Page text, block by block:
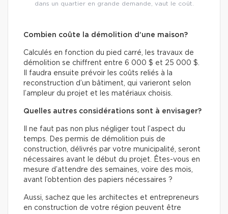
dans un quartier en grande demande, vaut le coût.
Combien coûte la démolition d’une maison?
Calculés en fonction du pied carré, les travaux de
démolition se chiffrent entre 6 000 $ et 25 000 $.
Il faudra ensuite prévoir les coûts reliés à la
reconstruction d’un bâtiment, qui varieront selon
l’ampleur du projet et les matériaux choisis.
Quelles autres considérations sont à envisager?
Il ne faut pas non plus négliger tout l’aspect du
temps. Des permis de démolition puis de
construction, délivrés par votre municipalité, seront
nécessaires avant le début du projet. Êtes-vous en
mesure d’attendre des semaines, voire des mois,
avant l’obtention des papiers nécessaires ?
Aussi, sachez que les architectes et entrepreneurs
en construction de votre région peuvent être